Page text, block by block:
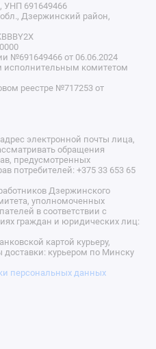
УНП 691649466
Дзержинский район,
№691649466 от 06.06.2024
комитетом
реестре №717253 от
электронной почты лица,
обращения
предусмотренных
потребителей: +375 33 653 65
Дзержинского
уполномоченных
в соответствии с
граждан и юридических лиц:
картой курьеру,
курьером по Минску
персональных данных